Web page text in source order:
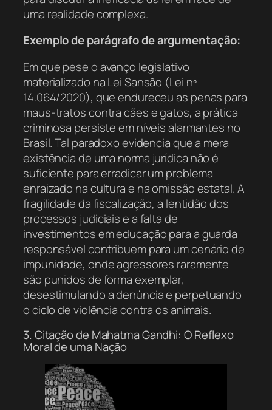
uma realidade complexa.
Exemplo de parágrafo de argumentação:
Em que pese o avanço legislativo
materializado na Lei Sansão (Lei nº
14.064/2020), que endureceu as penas para
maus-tratos contra cães e gatos, a prática
criminosa persiste em níveis alarmantes no
Brasil. Tal paradoxo evidencia que a mera
existência de uma norma jurídica não é
suficiente para erradicar um problema
enraizado na cultura e na omissão estatal. A
fragilidade da fiscalização, a lentidão dos
processos judiciais e a falta de
investimentos em educação para a guarda
responsável contribuem para um cenário de
impunidade, onde agressores raramente
são punidos de forma exemplar,
desestimulando a denúncia e perpetuando
o ciclo de violência contra os animais.
3. Citação de Mahatma Gandhi: O Reflexo
Moral de uma Nação